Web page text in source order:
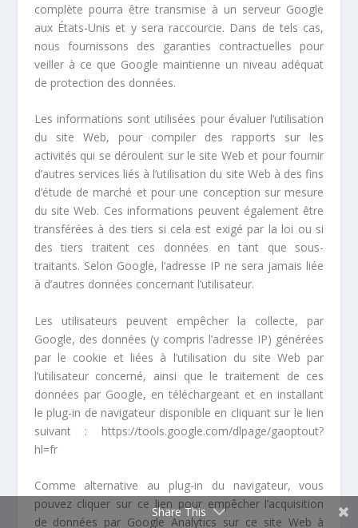
complète pourra être transmise à un serveur Google
aux États-Unis et y sera raccourcie. Dans de tels cas,
nous fournissons des garanties contractuelles pour
veiller à ce que Google maintienne un niveau adéquat
de protection des données.
Les informations sont utilisées pour évaluer l’utilisation
du site Web, pour compiler des rapports sur les
activités qui se déroulent sur le site Web et pour fournir
d’autres services liés à l’utilisation du site Web à des fins
d’étude de marché et pour une conception sur mesure
du site Web. Ces informations peuvent également être
transférées à des tiers si cela est exigé par la loi ou si
des tiers traitent ces données en tant que sous-
traitants. Selon Google, l’adresse IP ne sera jamais liée
à d’autres données concernant l’utilisateur.
Les utilisateurs peuvent empêcher la collecte, par
Google, des données (y compris l’adresse IP) générées
par le cookie et liées à l’utilisation du site Web par
l’utilisateur concerné, ainsi que le traitement de ces
données par Google, en téléchargeant et en installant
le plug-in de navigateur disponible en cliquant sur le lien
suivant : https://tools.google.com/dlpage/gaoptout?
hl=fr
Comme alternative au plug-in du navigateur, vous
pouvez cliquer sur ce lien pour empêcher l’acquisition
de données par Google Analytics sur ce site Web à
Share This